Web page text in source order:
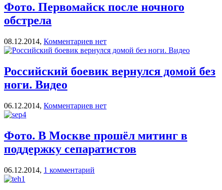
Фото. Первомайск после ночного
обстрела
08.12.2014, Комментариев нет
Российский боевик вернулся домой без
ноги. Видео
06.12.2014, Комментариев нет
Фото. В Москве прошёл митинг в
поддержку сепаратистов
06.12.2014, 1 комментарий